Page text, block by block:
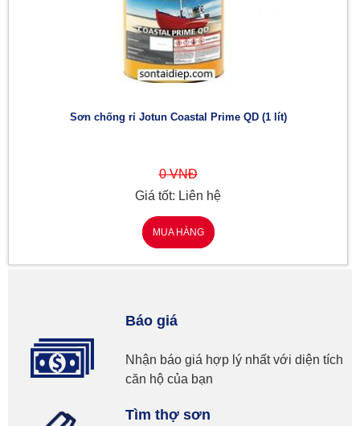
Sơn chống rỉ Jotun Coastal Prime QD (1 lít)
0 VNĐ
Giá tốt: Liên hệ
MUA HÀNG
Báo giá
Nhận báo giá hợp lý nhất với diện tích
căn hộ của bạn
Tìm thợ sơn